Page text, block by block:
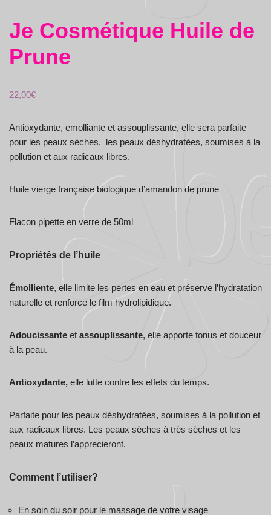
Je Cosmétique Huile de
Prune
22,00€
Antioxydante, emolliante et assouplissante, elle sera parfaite
pour les peaux sèches, les peaux déshydratées, soumises à la
pollution et aux radicaux libres.
Huile vierge française biologique d’amandon de prune
Flacon pipette en verre de 50ml
Propriétés de l’huile
Émolliente, elle limite les pertes en eau et préserve l’hydratation
naturelle et renforce le film hydrolipidique.
Adoucissante et assouplissante, elle apporte tonus et douceur
à la peau.
Antioxydante, elle lutte contre les effets du temps.
Parfaite pour les peaux déshydratées, soumises à la pollution et
aux radicaux libres. Les peaux sèches à très sèches et les
peaux matures l’apprecieront.
Comment l’utiliser?
En soin du soir pour le massage de votre visage